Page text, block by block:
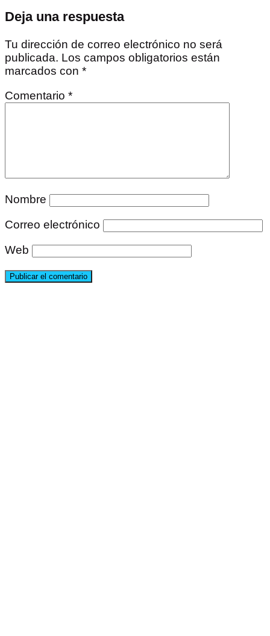
Deja una respuesta
Tu dirección de correo electrónico no será
publicada. Los campos obligatorios están
marcados con *
Comentario *
Nombre
Correo electrónico
Web